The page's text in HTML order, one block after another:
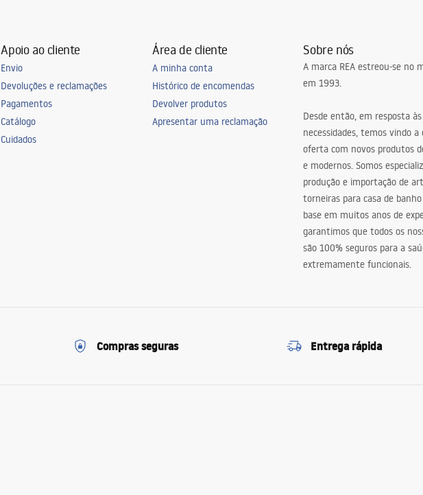
Apoio ao cliente
Envio
Devoluções e reclamações
Pagamentos
Catálogo
Cuidados
Área de cliente
A minha conta
Histórico de encomendas
Devolver produtos
Apresentar uma reclamação
Sobre nós
A marca REA estreou-se no
em 1993.
Desde então, em resposta
necessidades, temos vindo
oferta com novos produtos
e modernos. Somos
produção e importação de
torneiras para casa de
base em muitos anos de
garantimos que todos os
são 100% seguros para a
extremamente funcionais.
Compras seguras Entrega rápida